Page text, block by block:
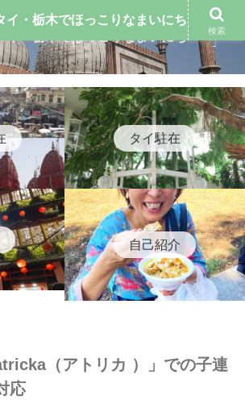
タイ駐在
自己紹介
（アトリカ ）」での子連
応
イ・栃木でほっこりなまいにち
検索